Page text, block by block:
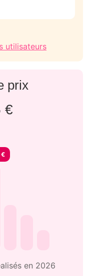
utilisateurs
prix
€
€
en 2026